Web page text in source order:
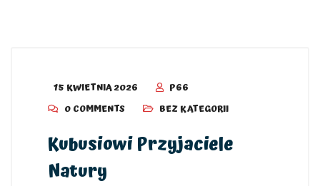
15 KWIETNIA 2026
P66
0 COMMENTS
BEZ KATEGORII
Kubusiowi Przyjaciele
Natury